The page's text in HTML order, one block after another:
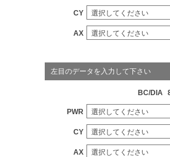
CY
AX
左目のデータを入力して下さい
BC/DIA
PWR
CY
AX